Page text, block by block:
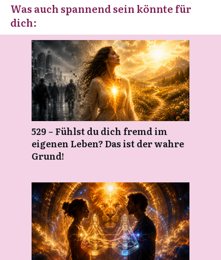
Was auch spannend sein könnte für
dich:
529 – Fühlst du dich fremd im
eigenen Leben? Das ist der wahre
Grund!